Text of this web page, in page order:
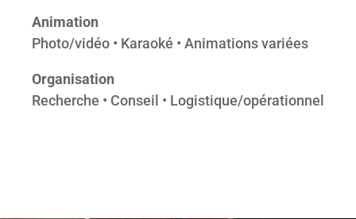
Animation
Photo/vidéo • Karaoké • Animations variées
Organisation
Recherche • Conseil • Logistique/opérationnel